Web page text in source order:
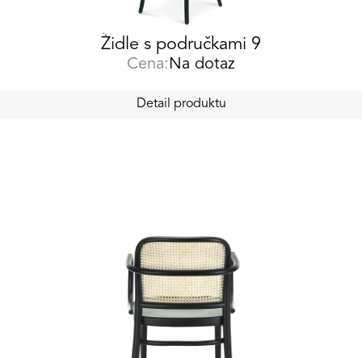
Židle s područkami 9
Cena: Na dotaz
Detail produktu